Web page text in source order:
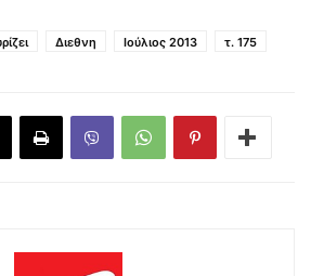
Διεθνη Ιούλιος 2013 τ. 175